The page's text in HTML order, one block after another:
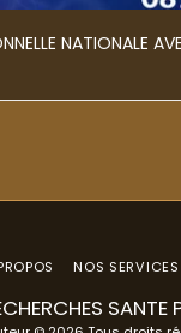
NATIONALE
SANTE
NOS SERVICES